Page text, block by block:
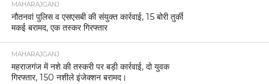
MAHARAJGANJ
नौतनवां पुलिस व एसएसबी की संयुक्त कार्रवाई, 15 बोरी तुर्की
मकई बरामद, एक तस्कर गिरफ्तार
MAHARAJGANJ
महराजगंज में नशे की तस्करी पर बड़ी कार्रवाई, दो युवक
गिरफ्तार, 150 नशीले इंजेक्शन बरामद।